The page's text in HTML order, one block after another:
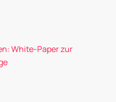
White-Paper zur